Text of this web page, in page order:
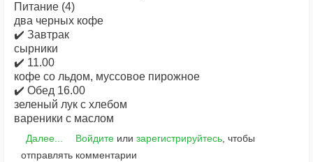
Питание (4)
два черных кофе
✔️ Завтрак
сырники
✔️ 11.00
кофе со льдом, муссовое пирожное
✔️ Обед 16.00
зеленый лук с хлебом
вареники с маслом
Далее... Войдитеили зарегистрируйтесь, чтобы
отправлять комментарии